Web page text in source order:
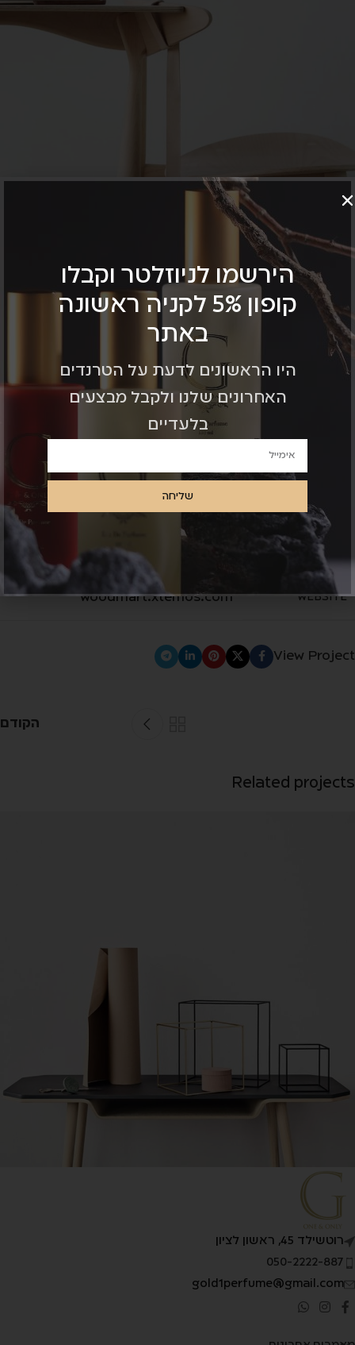
Sticky Sidebar
Details available with Every Demo
Hac vitae sem class fames vehicula nascetur nam
tellus a condimentum inceptos mus rhoncus et
accumsan fringilla vehicula nascetur amet fermentum
DESIGNER
MATERIALS
WEBSITE
woodmart.xtemos.com
View Project
הקודם
Related projects
Leo uteu ullamcorper
רוטשילד 45, ראשון לציון
050-2222-887
gold1perfume@gmail.com
הירשמו לניוזלטר וקבלו
קופון 5% לקניה ראשונה
באתר
היו הראשונים לדעת על הטרנדים
האחרונים שלנו ולקבל מבצעים
בלעדיים
שליחה